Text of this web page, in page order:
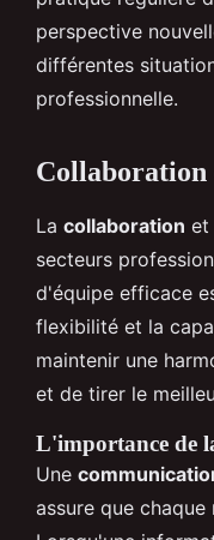
perspective
différentes
professionnelle.
La collaboration et
secteurs
d'équipe efficace
flexibilité et la
maintenir une
et de tirer le
L'importance de
Une
assure que